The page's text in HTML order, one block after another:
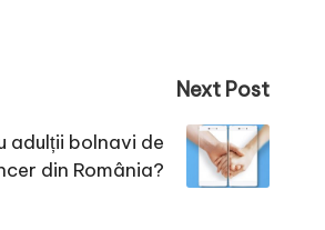
Next Post
adulții bolnavi de
din România?